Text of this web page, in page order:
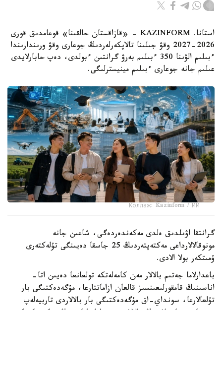
استانا. KAZINFORM - «قازاقستان حالقىنا» قوعامدىق قورى
2026-2027 وقۋ جىلىنا تالاپكەرلەردىڭ جوعارى وقۋ ورىندارىندا
ءبىلىم الۋىنا 350 ءبىلىم بەرۋ گرانتىن ءبولدى، دەپ حابارلايدى
عىلىم جانە جوعارى ءبىلىم مينيسترلىگى.
Коллаж: Kazinform / ИИ
گرانتقا اۋىلدىق ەلدى مەكەندەردەگى، شاعىن جانە
مونوقالالارداعى مەكتەپتەردىڭ 25 جاسقا دەيىنگى تۇلەكتەرى
ۇمىتكەر بولا الادى.
باعدارلاما جەتىم بالالار مەن كامەلەتكە تولعانعا دەيىن اتا-
اناسىنىڭ قامقورلىعىنسىز قالعان ازاماتتارعا، مۇگەدەكتىگى بار
تۇلعالارعا، سونداي-اق مۇگەدەكتىگى بار بالالاردى تاربيەلەپ